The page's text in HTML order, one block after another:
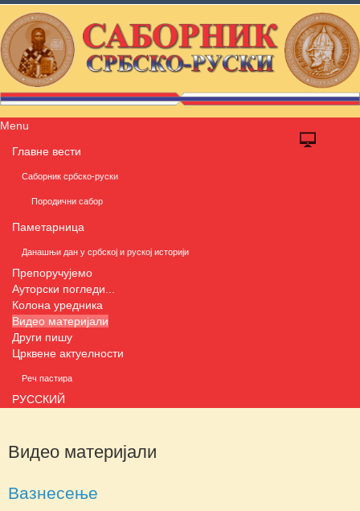
Menu
Главне вести
Саборник србско-руски
Породични сабор
Паметарница
Данашњи дан у србској и руској историји
Препоручујемо
Ауторски погледи...
Колона уредника
Видео материјали
Други пишу
Црквене актуелности
Реч пастира
РУССКИЙ
Видео материјали
Вазнесење